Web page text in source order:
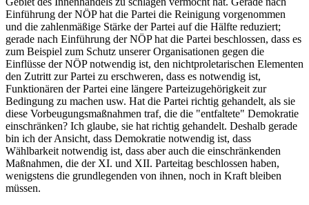
Einführung der NÖP hat die Partei die Reinigung vorgenommen
und die zahlenmäßige Stärke der Partei auf die Hälfte reduziert;
gerade nach Einführung der NÖP hat die Partei beschlossen, dass es
zum Beispiel zum Schutz unserer Organisationen gegen die
Einflüsse der NÖP notwendig ist, den nichtproletarischen Elementen
den Zutritt zur Partei zu erschweren, dass es notwendig ist,
Funktionären der Partei eine längere Parteizugehörigkeit zur
Bedingung zu machen usw. Hat die Partei richtig gehandelt, als sie
diese Vorbeugungsmaßnahmen traf, die die "entfaltete" Demokratie
einschränken? Ich glaube, sie hat richtig gehandelt. Deshalb gerade
bin ich der Ansicht, dass Demokratie notwendig ist, dass
Wählbarkeit notwendig ist, dass aber auch die einschränkenden
Maßnahmen, die der XI. und XII. Parteitag beschlossen haben,
wenigstens die grundlegenden von ihnen, noch in Kraft bleiben
müssen.